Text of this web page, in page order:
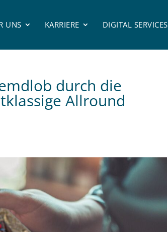
UNS KARRIERE DIGITAL SERVICES
durch die
Allround